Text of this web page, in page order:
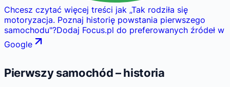
Chcesz czytać więcej treści jak „Tak rodziła się
motoryzacja. Poznaj historię powstania pierwszego
samochodu"?Dodaj Focus.pl do preferowanych źródeł w
Google
Pierwszy samochód – historia